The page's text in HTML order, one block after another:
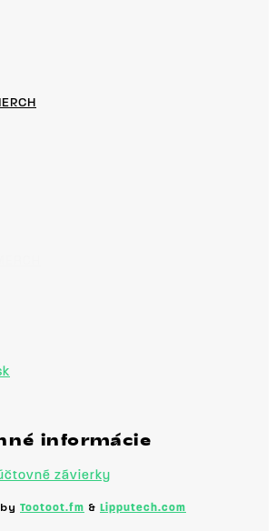
informácie
závierky
Tootoot.fm & Lipputech.com